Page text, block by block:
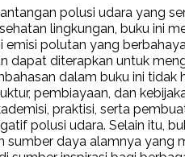
polusi udara yang
lingkungan, buku ini
polutan yang
dapat diterapkan untuk
dalam buku ini tidak
pembiayaan, dan
praktisi, serta
polusi udara. Selain itu,
sumber daya alamnya yang